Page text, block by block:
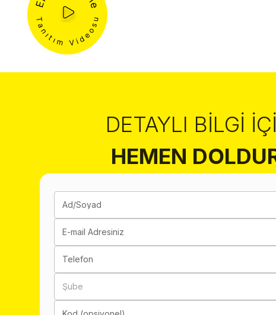
DETAYLI BILGI
HEMEN
Ad/Soyad
E-mail Adresiniz
Telefon
Şube